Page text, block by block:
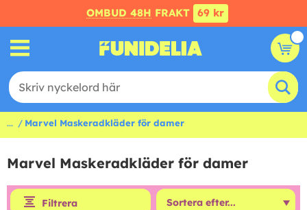
OMBUD 48H FRAKT 69 kr
... Marvel Maskeradkläder för damer
Marvel Maskeradkläder för damer
Filtrera